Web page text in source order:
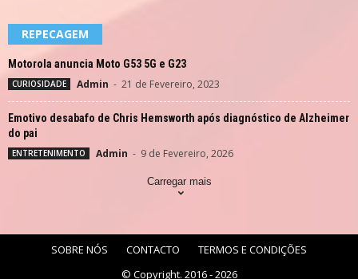
REPECAGEM
Motorola anuncia Moto G53 5G e G23
CURIOSIDADE Admin - 21 de Fevereiro, 2023
Emotivo desabafo de Chris Hemsworth após diagnóstico de Alzheimer
do pai
ENTRETENIMENTO Admin - 9 de Fevereiro, 2026
Carregar mais
SOBRE NÓS CONTACTO
TERMOS E CONDIÇÕES
© Copyright. 2016 - 2026